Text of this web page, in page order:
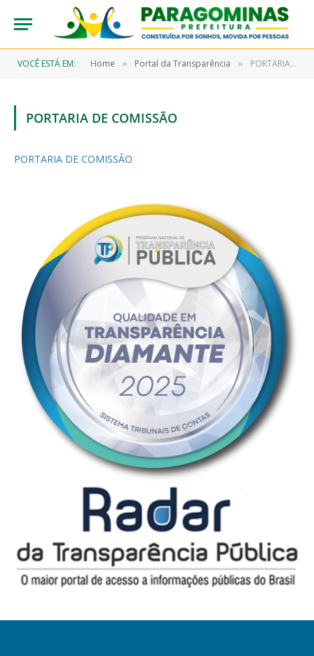
VOCÊ ESTÁ EM: Home » Portal da Transparência » PORTARIA DE COMISSÃO
PORTARIA DE COMISSÃO
PORTARIA DE COMISSÃO